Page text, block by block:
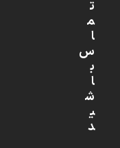
ت
م
ا
س
ب
ا
ش
ی
د